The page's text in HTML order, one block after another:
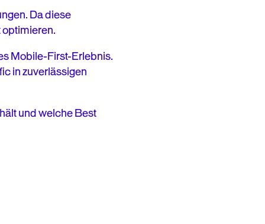
Da diese
optimieren.
Mobile-First-Erlebnis.
in zuverlässigen
und welche Best